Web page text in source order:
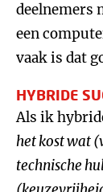
deelnemers
een
vaak is dat
HYBRIDE
Als ik
het kost wat
technische